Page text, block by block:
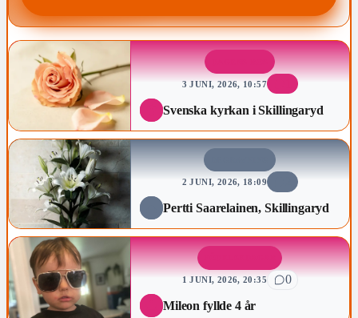
3 JUNI, 2026, 10:57
Svenska kyrkan i Skillingaryd
2 JUNI, 2026, 18:09
Pertti Saarelainen, Skillingaryd
1 JUNI, 2026, 20:35
0
Mileon fyllde 4 år